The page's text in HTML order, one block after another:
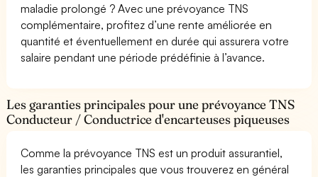
maladie prolongé ? Avec une prévoyance TNS
complémentaire, profitez d’une rente améliorée en
quantité et éventuellement en durée qui assurera votre
salaire pendant une période prédéfinie à l’avance.
Les garanties principales pour une prévoyance TNS
Conducteur / Conductrice d'encarteuses piqueuses
Comme la prévoyance TNS est un produit assurantiel,
les garanties principales que vous trouverez en général